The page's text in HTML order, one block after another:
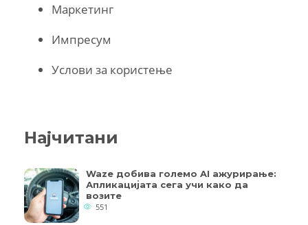
Маркетинг
Импресум
Услови за користење
Најчитани
Waze добива големо AI ажурирање:
Апликацијата сега учи како да
возите
551